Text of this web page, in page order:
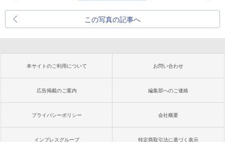
この写真の記事へ
本サイトのご利用について お問い合わせ
広告掲載のご案内 編集部へのご連絡
プライバシーポリシー 会社概要
インプレスグループ 特定商取引法に基づく表示